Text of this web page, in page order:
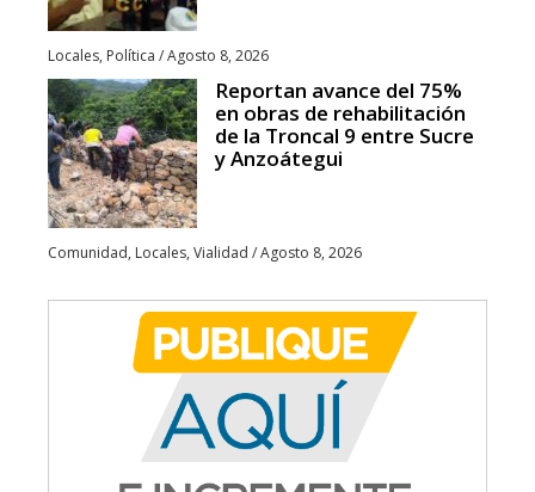
Locales, Política /Agosto 8, 2026
Reportan avance del 75%
en obras de rehabilitación
de la Troncal 9 entre Sucre
y Anzoátegui
Comunidad, Locales, Vialidad /Agosto 8, 2026